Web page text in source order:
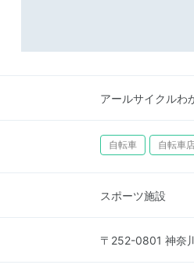
アールサイクルわ
自転車 自転車
スポーツ施設
〒252-0801 神奈